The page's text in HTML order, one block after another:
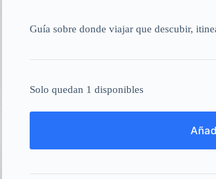
Guía sobre donde viajar que descubir,
Solo quedan 1 disponibles